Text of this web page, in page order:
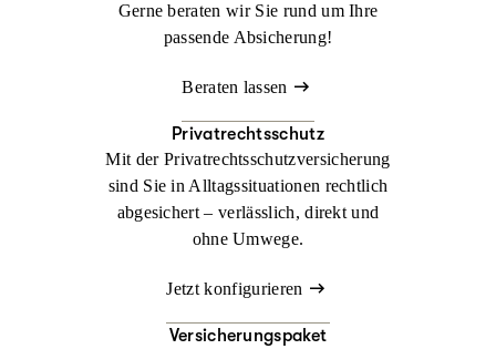
Gerne beraten wir Sie rund um Ihre
passende Absicherung!
Beraten lassen
Privatrechtsschutz
Mit der Privatrechtsschutzversicherung
sind Sie in Alltagssituationen rechtlich
abgesichert – verlässlich, direkt und
ohne Umwege.
Jetzt konfigurieren
Versicherungspaket